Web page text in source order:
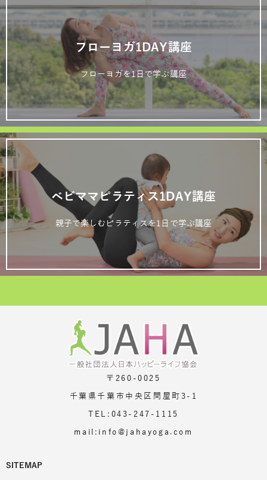
フローヨガ1DAY講座
フローヨガを1日で学ぶ講座
ベビママピラティス1DAY講座
親子で楽しむピラティスを1日で学ぶ講座
〒260-0025
千葉県千葉市中央区問屋町3-1
TEL:043-247-1115
mail:info@jahayoga.com
SITEMAP